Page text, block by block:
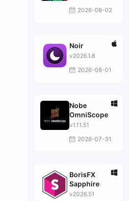
2026-08-02
Noir
v2026.1.8
2026-08-01
Nobe
OmniScope
v1.11.51
2026-07-31
BorisFX
Sapphire
v2026.51